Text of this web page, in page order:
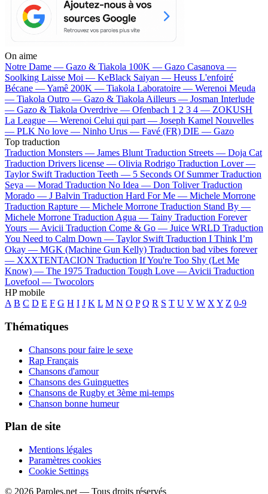
On aime
Notre Dame — Gazo & Tiakola 100K — Gazo Casanova —
Soolking Laisse Moi — KeBlack Saiyan — Heuss L'enfoiré
Bécane —Yamê 200K — Tiakola Laboratoire — Werenoi Meuda
— Tiakola Outro — Gazo & Tiakola Ailleurs — Josman Interlude
— Gazo & Tiakola Overdrive — Ofenbach 1 2 3 4 — ZOKUSH
La League — Werenoi Celui qui part — Joseph Kamel Nouvelles
— PLK No love — Ninho Urus — Favé (FR) DIE — Gazo
Top traduction
Traduction Monsters — James Blunt Traduction Streets — Doja Cat
Traduction Drivers license — Olivia Rodrigo Traduction Lover —
Taylor Swift Traduction Teeth — 5 Seconds Of Summer Traduction
Seya — Morad Traduction No Idea — Don Toliver Traduction
Morado — J Balvin Traduction Hard For Me — Michele Morrone
Traduction Rapture — Michele Morrone Traduction Stand By —
Michele Morrone Traduction Agua — Tainy Traduction Forever
Yours — Avicii Traduction Come & Go — Juice WRLD Traduction
You Need to Calm Down — Taylor Swift Traduction I Think I’m
Okay — MGK (Machine Gun Kelly) Traduction bad vibes forever
— XXXTENTACION Traduction If You're Too Shy (Let Me
Know) — The 1975 Traduction Tough Love — Avicii Traduction
Lovefool — Twocolors
HP mobile
A B C D E F G H I J K L M N O P Q R S T U V W X Y Z 0-9
Thématiques
Chansons pour faire le sexe
Rap Français
Chansons d'amour
Chansons des Guinguettes
Chansons de Rugby et 3ème mi-temps
Chanson bonne humeur
Plan de site
Mentions légales
Paramètres cookies
Cookie Settings
© 2026 Paroles.net — Tous droits réservés